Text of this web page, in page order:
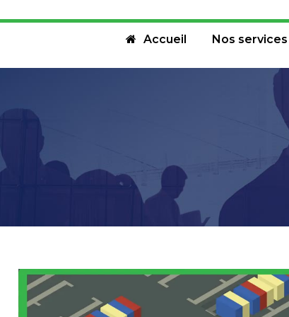
Accueil Nos services